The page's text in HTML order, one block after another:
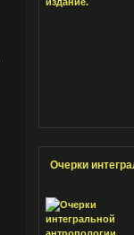
Очерки